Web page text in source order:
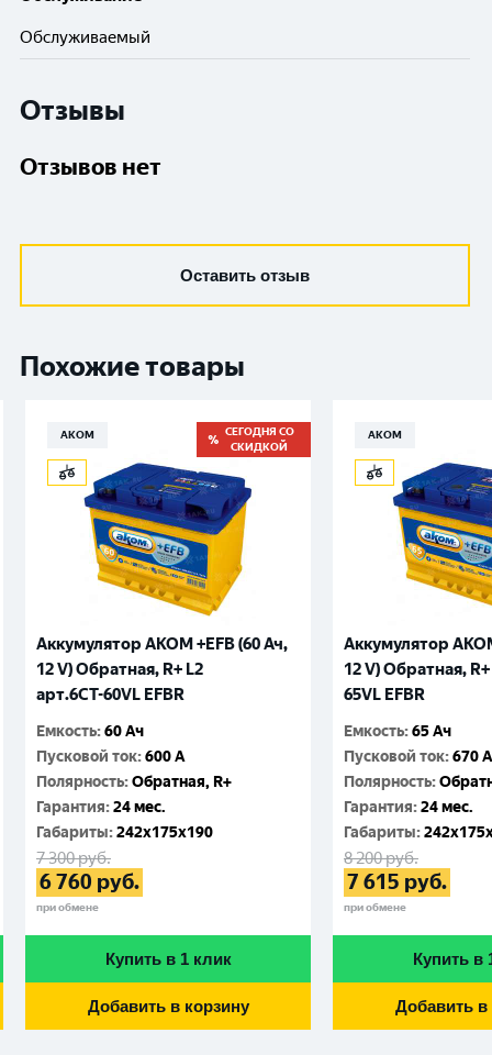
Обслуживаемый
Отзывы
Отзывов нет
Оставить отзыв
Похожие товары
АКОМ
СЕГОДНЯ СО
СКИДКОЙ
Аккумулятор AKOM +EFB (60 Ач,
12 V) Обратная, R+ L2
арт.6CТ-60VL EFBR
Емкость:60 Ач
Пусковой ток:600 A
Полярность:Обратная, R+
Гарантия:24 мес.
Габариты:242x175x190
7 300руб.
6 760 руб.
при обмене
Купить в 1 клик
Добавить в корзину
АКОМ
Аккумулятор
12 V) Обратная,
65VL EFBR
Емкость:65 Ач
Пусковой ток:670 A
Полярность:
Гарантия:24 мес.
Габариты:
8 200руб.
7 615 руб.
при обмене
Купить в
Добавить в